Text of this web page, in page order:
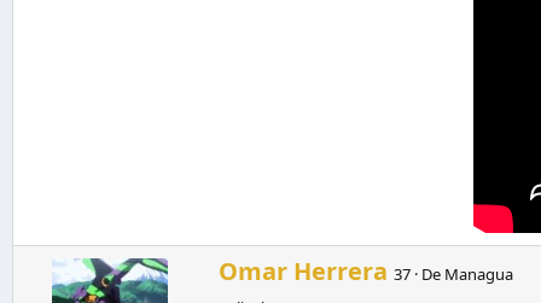
E
s
Omar Herrera 37 · De Managua